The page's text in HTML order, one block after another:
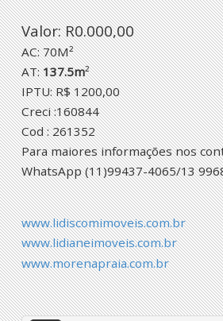
Valor: R0.000,00
AC: 70M²
AT:137.5m²
IPTU: R$ 1200,00
Creci :160844
Cod : 261352
Para maiores informações nos
WhatsApp (11)99437-4065/13
www.lidiscomimoveis.com.br
www.lidianeimoveis.com.br
www.morenapraia.com.br